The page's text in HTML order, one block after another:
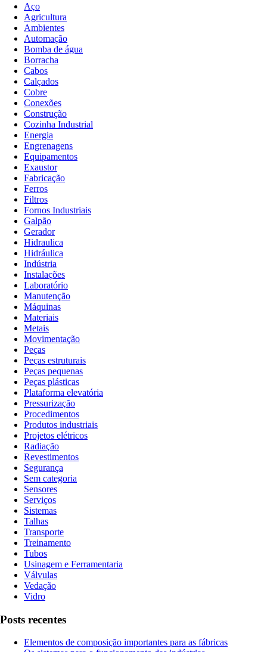
Aço
Agricultura
Ambientes
Automação
Bomba de água
Borracha
Cabos
Calçados
Cobre
Conexões
Construção
Cozinha Industrial
Energia
Engrenagens
Equipamentos
Exaustor
Fabricação
Ferros
Filtros
Fornos Industriais
Galpão
Gerador
Hidraulica
Hidráulica
Indústria
Instalações
Laboratório
Manutenção
Máquinas
Materiais
Metais
Movimentação
Peças
Peças estruturais
Peças pequenas
Peças plásticas
Plataforma elevatória
Pressurização
Procedimentos
Produtos industriais
Projetos elétricos
Radiação
Revestimentos
Segurança
Sem categoria
Sensores
Serviços
Sistemas
Talhas
Transporte
Treinamento
Tubos
Usinagem e Ferramentaria
Válvulas
Vedação
Vidro
Posts recentes
Elementos de composição importantes para as fábricas